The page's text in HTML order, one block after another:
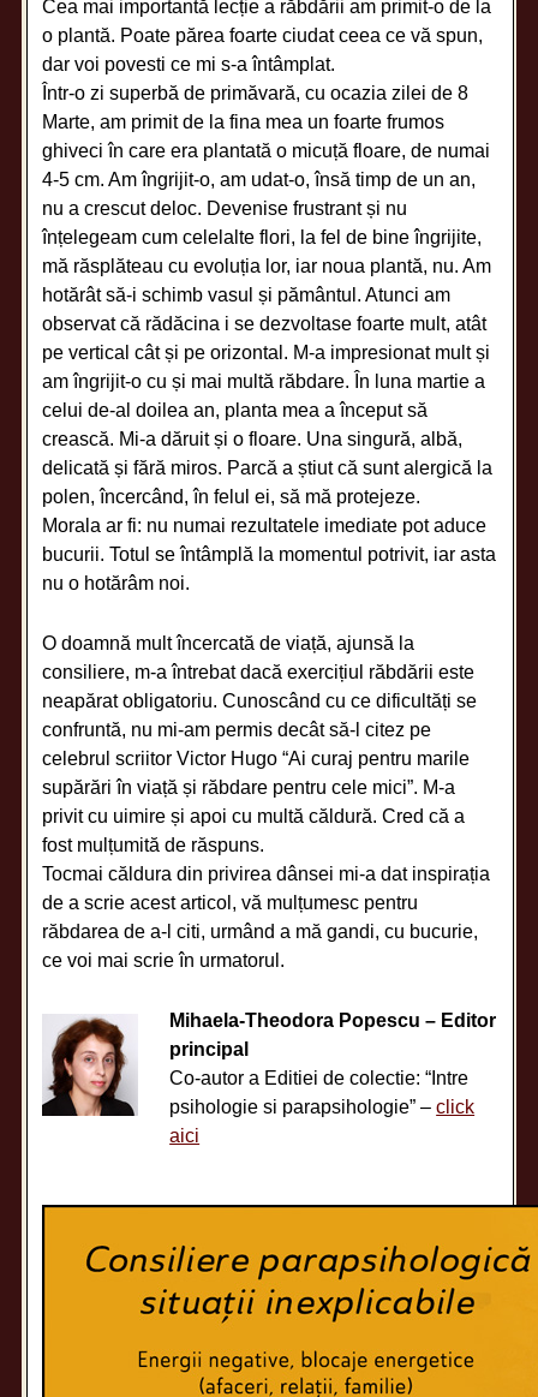
Cea mai importantă lecție a răbdării am primit-o de la
o plantă. Poate părea foarte ciudat ceea ce vă spun,
dar voi povesti ce mi s-a întâmplat.
Într-o zi superbă de primăvară, cu ocazia zilei de 8
Marte, am primit de la fina mea un foarte frumos
ghiveci în care era plantată o micuță floare, de numai
4-5 cm. Am îngrijit-o, am udat-o, însă timp de un an,
nu a crescut deloc. Devenise frustrant și nu
înțelegeam cum celelalte flori, la fel de bine îngrijite,
mă răsplăteau cu evoluția lor, iar noua plantă, nu. Am
hotărât să-i schimb vasul și pământul. Atunci am
observat că rădăcina i se dezvoltase foarte mult, atât
pe vertical cât și pe orizontal. M-a impresionat mult și
am îngrijit-o cu și mai multă răbdare. În luna martie a
celui de-al doilea an, planta mea a început să
crească. Mi-a dăruit și o floare. Una singură, albă,
delicată și fără miros. Parcă a știut că sunt alergică la
polen, încercând, în felul ei, să mă protejeze.
Morala ar fi: nu numai rezultatele imediate pot aduce
bucurii. Totul se întâmplă la momentul potrivit, iar asta
nu o hotărâm noi.
O doamnă mult încercată de viață, ajunsă la
consiliere, m-a întrebat dacă exercițiul răbdării este
neapărat obligatoriu. Cunoscând cu ce dificultăți se
confruntă, nu mi-am permis decât să-l citez pe
celebrul scriitor Victor Hugo “Ai curaj pentru marile
supărări în viață și răbdare pentru cele mici”. M-a
privit cu uimire și apoi cu multă căldură. Cred că a
fost mulțumită de răspuns.
Tocmai căldura din privirea dânsei mi-a dat inspirația
de a scrie acest articol, vă mulțumesc pentru
răbdarea de a-l citi, urmând a mă gandi, cu bucurie,
ce voi mai scrie în urmatorul.
Mihaela-Theodora Popescu – Editor
principal
Co-autor a Editiei de colectie: “Intre
psihologie si parapsihologie” –click
aici